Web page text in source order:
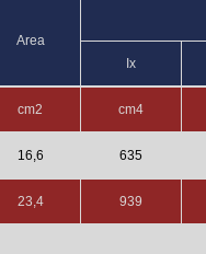
Area
Ix
cm2 cm4
16,6 635
23,4 939